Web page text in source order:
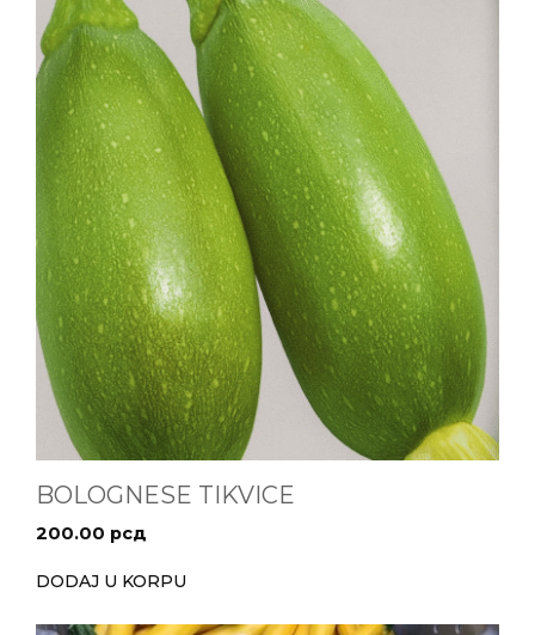
BOLOGNESE TIKVICE
200.00 рсд
DODAJ U KORPU